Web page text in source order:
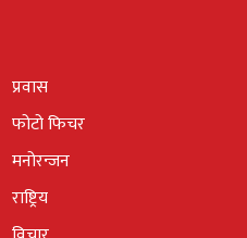
प्रवास
फोटो फिचर
मनोरन्जन
राष्ट्रिय